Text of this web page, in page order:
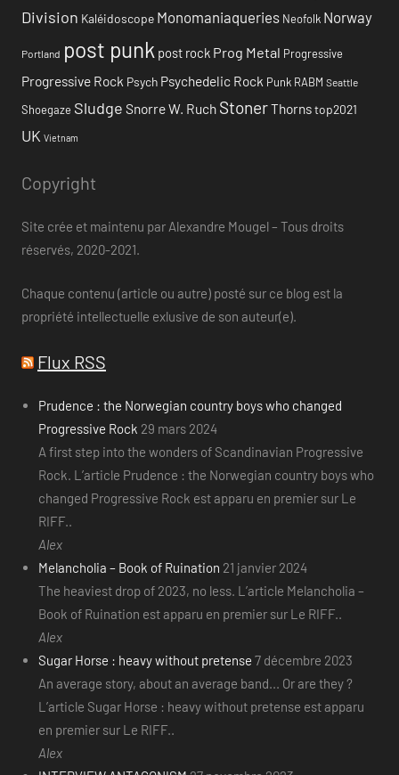
Division Kaléidoscope Monomaniaqueries Neofolk Norway
Portland post punk post rock Prog Metal Progressive
Progressive Rock Psych Psychedelic Rock Punk RABM Seattle
Shoegaze Sludge Snorre W. Ruch StonerThornstop2021
UK Vietnam
Copyright
Site crée et maintenu par Alexandre Mougel – Tous droits
réservés, 2020-2021.
Chaque contenu (article ou autre) posté sur ce blog est la
propriété intellectuelle exlusive de son auteur(e).
Flux RSS
Prudence : the Norwegian country boys who changed
Progressive Rock 29 mars 2024
A first step into the wonders of Scandinavian Progressive
Rock. L’article Prudence : the Norwegian country boys who
changed Progressive Rock est apparu en premier sur Le
RIFF..
Alex
Melancholia – Book of Ruination 21 janvier 2024
The heaviest drop of 2023, no less. L’article Melancholia –
Book of Ruination est apparu en premier sur Le RIFF..
Alex
Sugar Horse : heavy without pretense 7 décembre 2023
An average story, about an average band... Or are they ?
L’article Sugar Horse : heavy without pretense est apparu
en premier sur Le RIFF..
Alex